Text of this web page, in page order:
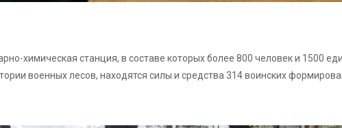
химическая станция, в составе которых более 800 человек и 1500
военных лесов, находятся силы и средства 314 воинских